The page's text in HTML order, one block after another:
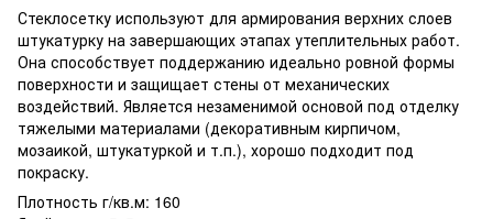
Стеклосетку используют для армирования верхних слоев
штукатурку на завершающих этапах утеплительных работ.
Она способствует поддержанию идеально ровной формы
поверхности и защищает стены от механических
воздействий. Является незаменимой основой под отделку
тяжелыми материалами (декоративным кирпичом,
мозаикой, штукатуркой и т.п.), хорошо подходит под
покраску.
Плотность г/кв.м: 160